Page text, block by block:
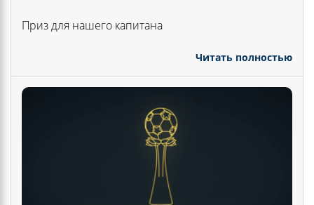
Приз для нашего капитана
Читать полностью